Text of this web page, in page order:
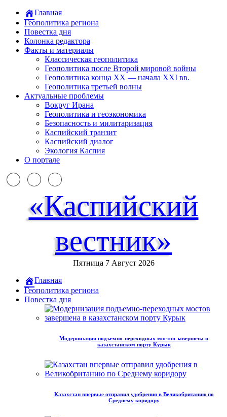
Главная
Геополитика региона
Повестка дня
Колонка редактора
Факты и материалы
Классическая геополитика
Геополитика после Второй мировой войны
Геополитика конца XX — начала XXI вв.
Геополитика третьей волны
Актуальные проблемы
Вокруг Ирана
Геополитика и геоэкономика
Безопасность и милитаризация
Каспийский транзит
Каспийский диалог
Экология Каспия
О портале
«Каспийский
вестник»
Пятница 7 Август 2026
Главная
Геополитика региона
Повестка дня
Модернизация подъемно-переходных мостов завершена в
казахстанском порту Курык
Казахстан впервые отправил удобрения в Великобританию по
Среднему коридору